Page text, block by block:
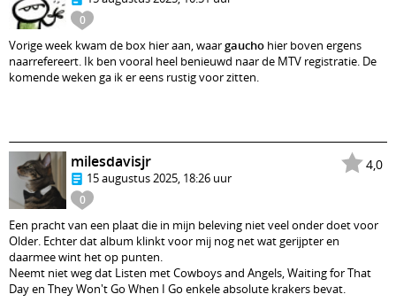
0
Vorige week kwam de box hier aan, waargaucho hier boven ergens
naarrefereert. Ik ben vooral heel benieuwd naar de MTV registratie. De
komende weken ga ik er eens rustig voor zitten.
4,0
0
milesdavisjr
15 augustus 2025, 18:26 uur
Een pracht van een plaat die in mijn beleving niet veel onder doet voor
Older. Echter dat album klinkt voor mij nog net wat gerijpter en
daarmee wint het op punten.
Neemt niet weg dat Listen met Cowboys and Angels, Waiting for That
Day en They Won't Go When I Go enkele absolute krakers bevat.